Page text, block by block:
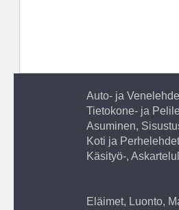
Auto- ja
Tietokone- ja
Asuminen,
Koti ja Perhelehdet
Käsityö-,
Eläimet, Luonto,